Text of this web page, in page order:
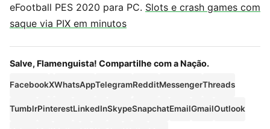
eFootball PES 2020 para PC. Slots e crash games com
saque via PIX em minutos
Salve, Flamenguista! Compartilhe com a Nação.